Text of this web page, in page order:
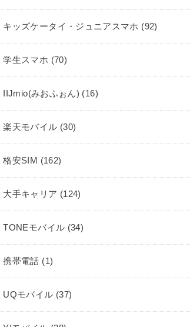
キッズケータイ・ジュニアスマホ (92)
学生スマホ (70)
IIJmio(みおふぉん) (16)
楽天モバイル (30)
格安SIM (162)
大手キャリア (124)
TONEモバイル (34)
携帯電話 (1)
UQモバイル (37)